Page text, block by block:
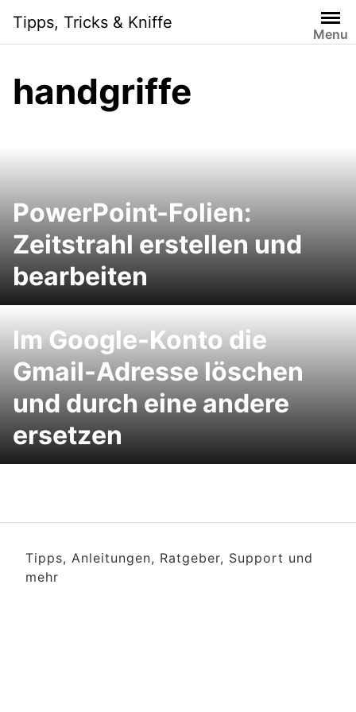
content
Tipps, Tricks & Kniffe
Menu
handgriffe
PowerPoint-Folien:
Zeitstrahl erstellen und
bearbeiten
Im Google-Konto die
Gmail-Adresse löschen
und durch eine andere
ersetzen
Tipps, Anleitungen, Ratgeber, Support und
mehr